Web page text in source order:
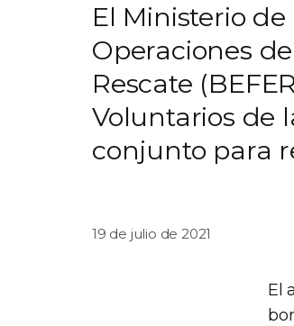
El Ministerio
Operaciones
Rescate
Voluntarios de
conjunto para
19 de julio de 2021
El